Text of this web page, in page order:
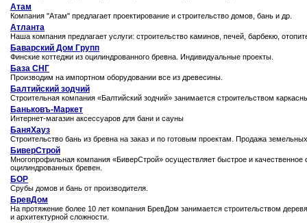
Атам
Компания "Атам" предлагает проектирование и строительство домов, бань и др.
Атланта
Наша компания предлагает услуги: строительство каминов, печей, барбекю,
Баварский Дом Групп
Финские коттеджи из оцилиндрованного бревна. Индивидуальные проекты.
База СНГ
Производим на импортном оборудовании все из древесины.
Балтийский зодчий
Строительная компания «Балтийский зодчий» занимается строительством
Баньковъ-Маркет
Интернет-магазин аксессуаров для бани и сауны
БаняХауз
Строительство бань из бревна на заказ и по готовым проектам. Продажа
БиверСтрой
Многопрофильная компания «БиверСтрой» осуществляет быстрое и
оцилиндрованных бревен.
БОР
Срубы домов и бань от производителя.
БревДом
На протяжение более 10 лет компания БревДом занимается строительством
и архитектурной сложности.